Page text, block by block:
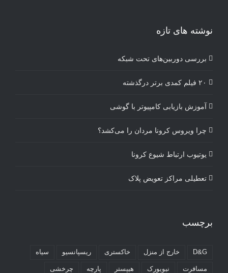
نوشته های تازه
بررسی دوربین‌های تحت شبکه
۲۰ فیلم کمدی برتر درگذشته
آموزش بازیابی کامپیوتر با گوشی
چرا ویروس کرونا مردان را می‌کشد؟
یوتیوب ارتباط شیوع کرونا
تعطیلی مراکز تعویض پلاک
برچسب
D&G خارج از منزل خاکستری ریسپانسیو سیاه
مسافرت نیویورک هیپستر پارچه چرخشی